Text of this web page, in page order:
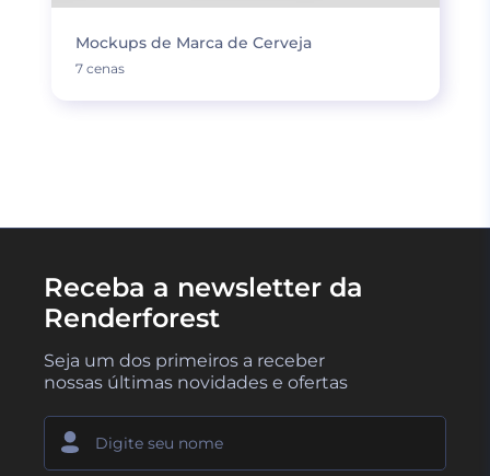
Mockups de Marca de Cerveja
7 cenas
Receba a newsletter da
Renderforest
Seja um dos primeiros a receber
nossas últimas novidades e ofertas